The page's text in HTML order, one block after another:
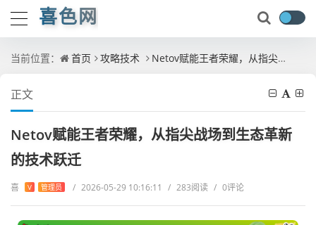
喜色网
当前位置： 首页 攻略技术 Netov赋能王者荣耀，从指尖战场到生态革新的技术跃迁
正文
Netov赋能王者荣耀，从指尖战场到生态革新
的技术跃迁
喜 V 管理员 / 2026-05-29 10:16:11 / 283阅读 / 0评论